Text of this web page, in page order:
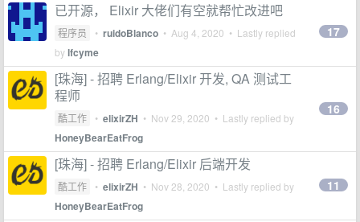
已开源， Elixir 大佬们有空就帮忙改进吧
程序员 • ruidoBlanco • Aug 4, 2020 • Lastly replied
bylfcyme
17
[珠海] - 招聘 Erlang/Elixir 开发, QA 测试工
程师
酷工作 • elixirZH • Nov 29, 2020 • Lastly replied by
HoneyBearEatFrog
16
[珠海] - 招聘 Erlang/Elixir 后端开发
酷工作 • elixirZH • Nov 28, 2020 • Lastly replied by
HoneyBearEatFrog
11